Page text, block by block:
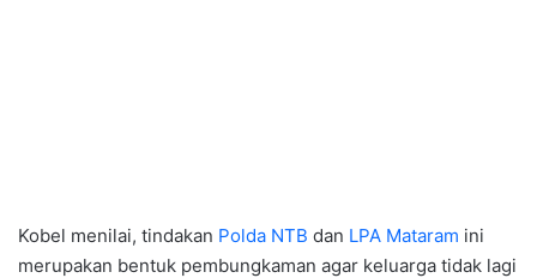
Kobel menilai, tindakan Polda NTB dan LPA Mataram ini
merupakan bentuk pembungkaman agar keluarga tidak lagi